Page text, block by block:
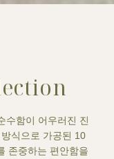
수함이 어우러진 진
식으로 가공된 10
존중하는 편안함을